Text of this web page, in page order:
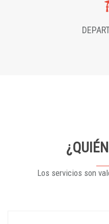
Los servicios son